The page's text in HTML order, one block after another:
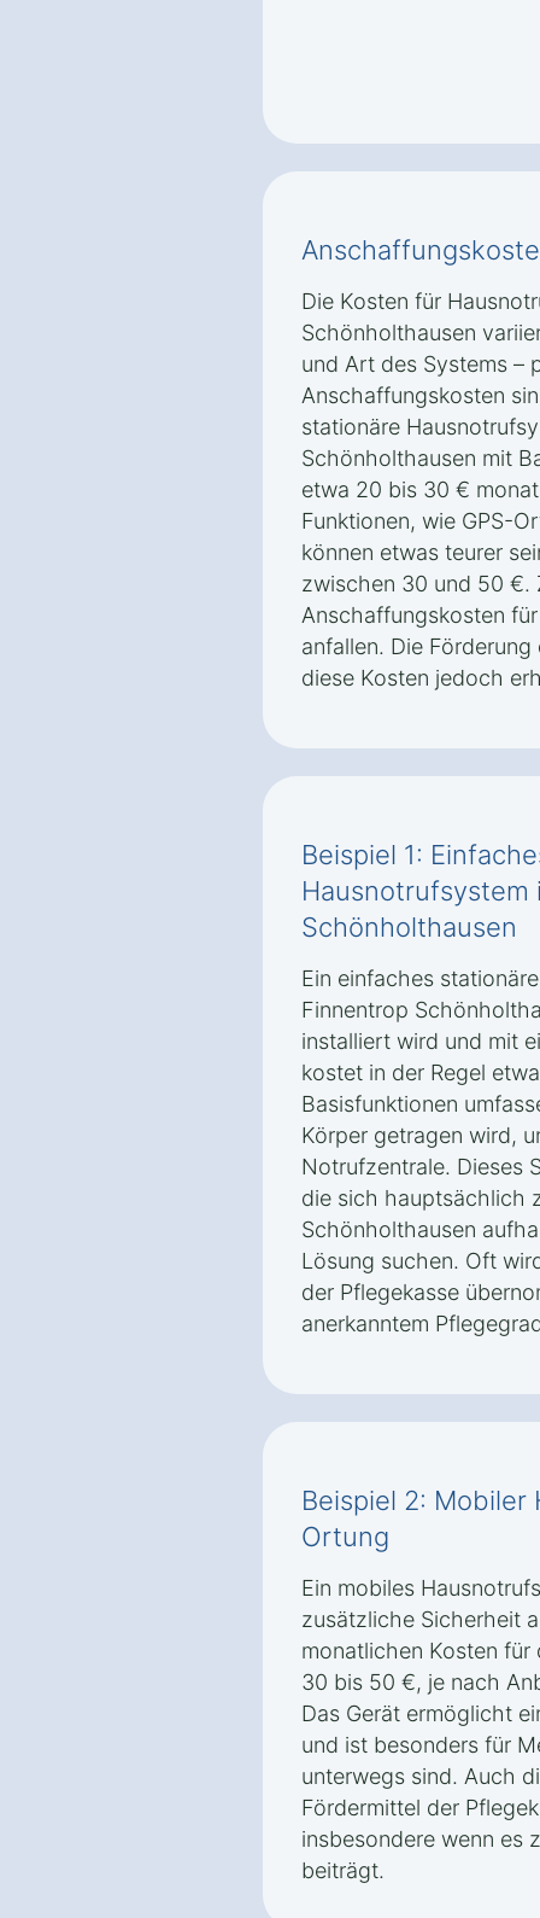
Die Kosten für
Schönholthausen
und Art des Systems –
Anschaffungskosten
stationäre
Schönholthausen mit
etwa 20 bis 30 €
Funktionen, wie GPS-
können etwas teurer
zwischen 30 und 50 €.
Anschaffungskosten
anfallen. Die
diese Kosten jedoch
Beispiel 1:
Hausnotrufsystem
Schönholthausen
Ein einfaches
Finnentrop
installiert wird und mit
kostet in der Regel
Basisfunktionen
Körper getragen wird,
Notrufzentrale. Dieses
die sich hauptsächlich
Schönholthausen
Lösung suchen. Oft
der Pflegekasse
anerkanntem
Beispiel 2: Mobiler
Ortung
Ein mobiles
zusätzliche Sicherheit
monatlichen Kosten für
30 bis 50 €, je nach
Das Gerät ermöglicht
und ist besonders für
unterwegs sind. Auch
Fördermittel der
insbesondere wenn es
beiträgt.